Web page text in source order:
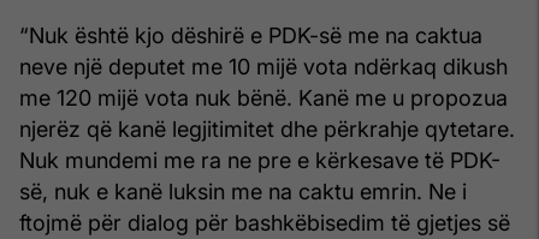
“Nuk është kjo dëshirë e PDK-së me na caktua
neve një deputet me 10 mijë vota ndërkaq dikush
me 120 mijë vota nuk bënë. Kanë me u propozua
njerëz që kanë legjitimitet dhe përkrahje qytetare.
Nuk mundemi me ra ne pre e kërkesave të PDK-
së, nuk e kanë luksin me na caktu emrin. Ne i
ftojmë për dialog për bashkëbisedim të gjetjes së